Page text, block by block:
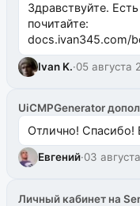
Здравствуйте.
почитайте:
docs.ivan345.com/
ms2galleryphp
Ivan K.·05 августа
UiCMPGenerator
Отлично! Спасибо!
Евгений·03
Личный кабинет на